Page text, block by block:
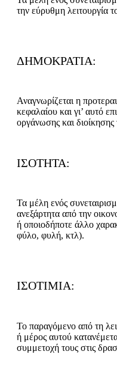
την εύρυθμη λειτουργία
ΔΗΜΟΚΡΑΤΙΑ:
Αναγνωρίζεται η
κεφαλαίου και γι’ αυτό
οργάνωσης και διοίκησης
ΙΣΟΤΗΤΑ:
Τα μέλη ενός
ανεξάρτητα από την
ή οποιοδήποτε άλλο
φύλο, φυλή, κτλ).
ΙΣΟΤΙΜΙΑ:
Το παραγόμενο από τη
ή μέρος αυτού
συμμετοχή τους στις